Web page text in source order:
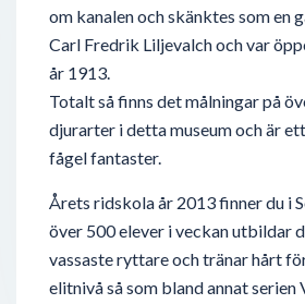
om kanalen och skänktes som en
Carl Fredrik Liljevalch och var
år 1913.
Totalt så finns det målningar på
djurarter i detta museum och är
fågel fantaster.
Årets ridskola år 2013 finner du i
över 500 elever i veckan utbildar
vassaste ryttare och tränar hårt
elitnivå så som bland annat serien